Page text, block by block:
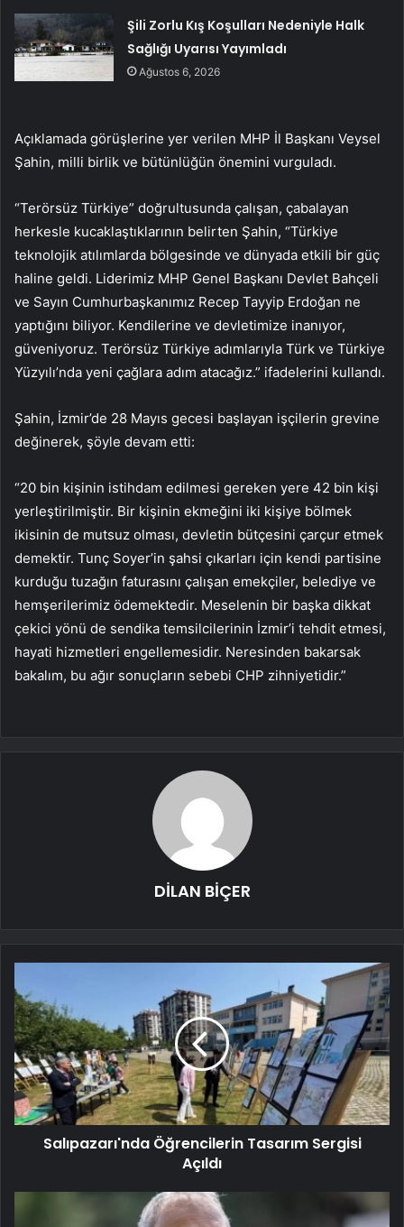
Şili Zorlu Kış Koşulları Nedeniyle Halk
Sağlığı Uyarısı Yayımladı
Ağustos 6, 2026
Açıklamada görüşlerine yer verilen MHP İl Başkanı Veysel
Şahin, milli birlik ve bütünlüğün önemini vurguladı.
“Terörsüz Türkiye” doğrultusunda çalışan, çabalayan
herkesle kucaklaştıklarının belirten Şahin, “Türkiye
teknolojik atılımlarda bölgesinde ve dünyada etkili bir güç
haline geldi. Liderimiz MHP Genel Başkanı Devlet Bahçeli
ve Sayın Cumhurbaşkanımız Recep Tayyip Erdoğan ne
yaptığını biliyor. Kendilerine ve devletimize inanıyor,
güveniyoruz. Terörsüz Türkiye adımlarıyla Türk ve Türkiye
Yüzyılı’nda yeni çağlara adım atacağız.” ifadelerini kullandı.
Şahin, İzmir’de 28 Mayıs gecesi başlayan işçilerin grevine
değinerek, şöyle devam etti:
“20 bin kişinin istihdam edilmesi gereken yere 42 bin kişi
yerleştirilmiştir. Bir kişinin ekmeğini iki kişiye bölmek
ikisinin de mutsuz olması, devletin bütçesini çarçur etmek
demektir. Tunç Soyer’in şahsi çıkarları için kendi partisine
kurduğu tuzağın faturasını çalışan emekçiler, belediye ve
hemşerilerimiz ödemektedir. Meselenin bir başka dikkat
çekici yönü de sendika temsilcilerinin İzmir’i tehdit etmesi,
hayati hizmetleri engellemesidir. Neresinden bakarsak
bakalım, bu ağır sonuçların sebebi CHP zihniyetidir.”
DİLAN BİÇER
Salıpazarı'nda Öğrencilerin Tasarım Sergisi
Açıldı